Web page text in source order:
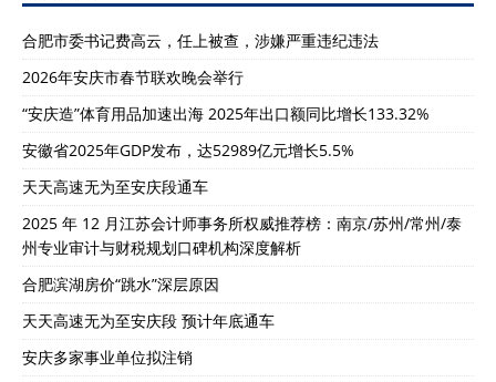
合肥市委书记费高云，任上被查，涉嫌严重违纪违法
2026年安庆市春节联欢晚会举行
“安庆造”体育用品加速出海 2025年出口额同比增长133.32%
安徽省2025年GDP发布，达52989亿元增长5.5%
天天高速无为至安庆段通车
2025 年 12 月江苏会计师事务所权威推荐榜：南京/苏州/常州/泰
州专业审计与财税规划口碑机构深度解析
合肥滨湖房价“跳水”深层原因
天天高速无为至安庆段 预计年底通车
安庆多家事业单位拟注销